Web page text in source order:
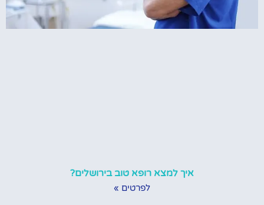
איך למצא רופא טוב בירושלים?
לפרטים »